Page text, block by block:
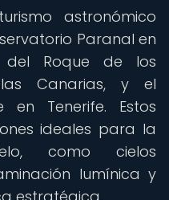
astronómico
Paranal en
del Roque de los
Canarias, y el
en Tenerife. Estos
ideales para la
como cielos
lumínica y